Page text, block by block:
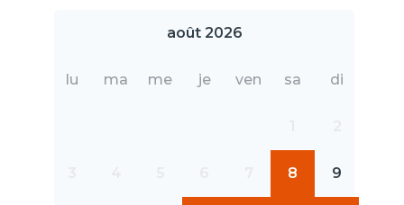
août 2026
lu ma me je ven sa di
8 9